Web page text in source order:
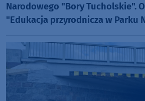
Narodowego "Bory Tucholskie".
"Edukacja przyrodnicza w Parku